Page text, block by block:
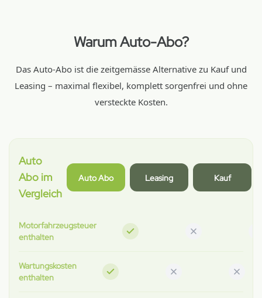
Warum Auto-Abo?
Das Auto-Abo ist die zeitgemässe Alternative zu Kauf und
Leasing – maximal flexibel, komplett sorgenfrei und ohne
versteckte Kosten.
Auto
Abo im
Vergleich
Auto Abo Leasing Kauf
Motorfahrzeugsteuer
enthalten
Wartungskosten
enthalten